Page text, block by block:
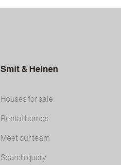
Smit & Heinen
Houses for sale
Rental homes
Meet our team
Search query